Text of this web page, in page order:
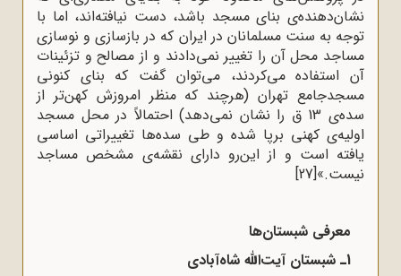
نشان‌دهنده‌ی بنای مسجد باشد، دست‌ نیافته‌اند، اما با
توجه به سنت مسلمانان در ایران که در بازسازی و نوسازی
مساجد محل آن را تغییر نمی‌دادند و از مصالح و تزئینات
آن استفاده می‌کردند، می‌توان گفت که بنای کنونی
مسجدجامع تهران (هرچند که منظر امروزش کهن‌تر از
سده‌ی 13 ق را نشان نمی‌دهد) احتمالاً در محل مسجد
اولیه‌ی کهنی برپا شده و طی سده‌ها تغییراتی اساسی
یافته است و از این‌رو دارای نقشه‌ی مشخص مساجد
نیست.»[27]
معرفی شبستان‌ها
1ـ شبستان آیت‌‌الله شاه‌آبادی